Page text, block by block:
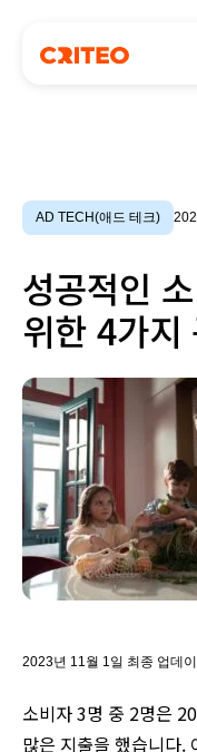
AD TECH(애드 테크)
성공적인
위한 4가지
2023년 11월 1일 최종 업데
소비자 3명 중 2명은
많은 지출을 했습니다.